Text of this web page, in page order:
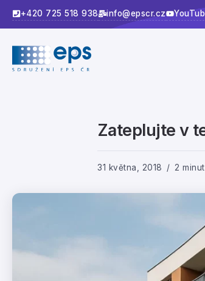
+420 725 518 938 info@epscr.cz
Zateplujte v
31 května, 2018 2